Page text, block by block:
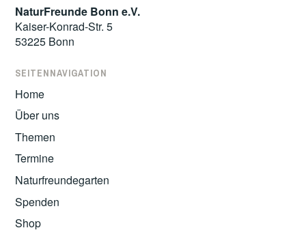
NaturFreunde Bonn e.V.
Kaiser-Konrad-Str. 5
53225 Bonn
SEITENNAVIGATION
Home
Über uns
Themen
Termine
Naturfreundegarten
Spenden
Shop